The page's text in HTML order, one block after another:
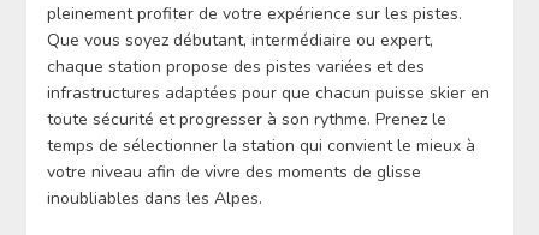
pleinement profiter de votre expérience sur les pistes.
Que vous soyez débutant, intermédiaire ou expert,
chaque station propose des pistes variées et des
infrastructures adaptées pour que chacun puisse skier en
toute sécurité et progresser à son rythme. Prenez le
temps de sélectionner la station qui convient le mieux à
votre niveau afin de vivre des moments de glisse
inoubliables dans les Alpes.